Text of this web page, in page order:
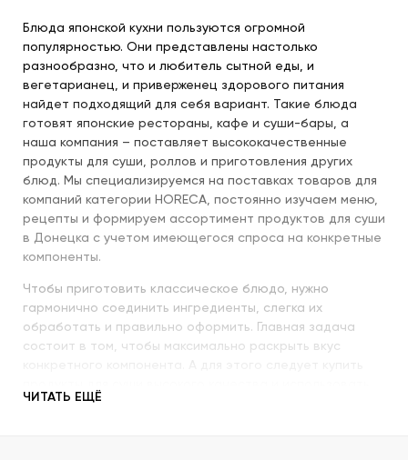
Блюда японской кухни пользуются огромной
популярностью. Они представлены настолько
разнообразно, что и любитель сытной еды, и
вегетарианец, и приверженец здорового питания
найдет подходящий для себя вариант. Такие блюда
готовят японские рестораны, кафе и суши-бары, а
наша компания – поставляет высококачественные
продукты для суши, роллов и приготовления других
блюд. Мы специализируемся на поставках товаров для
компаний категории HORECA, постоянно изучаем меню,
рецепты и формируем ассортимент продуктов для суши
в Донецка с учетом имеющегося спроса на конкретные
компоненты.
Чтобы приготовить классическое блюдо, нужно
гармонично соединить ингредиенты, слегка их
обработать и правильно оформить. Главная задача
состоит в том, чтобы максимально раскрыть вкус
их со знанием всех секретов.
ЧИТАТЬ ЕЩЁ